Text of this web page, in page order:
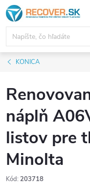
Prejsť
na
obsah
KONICA
náplň
listov pre
Minolta
Kód: 203718